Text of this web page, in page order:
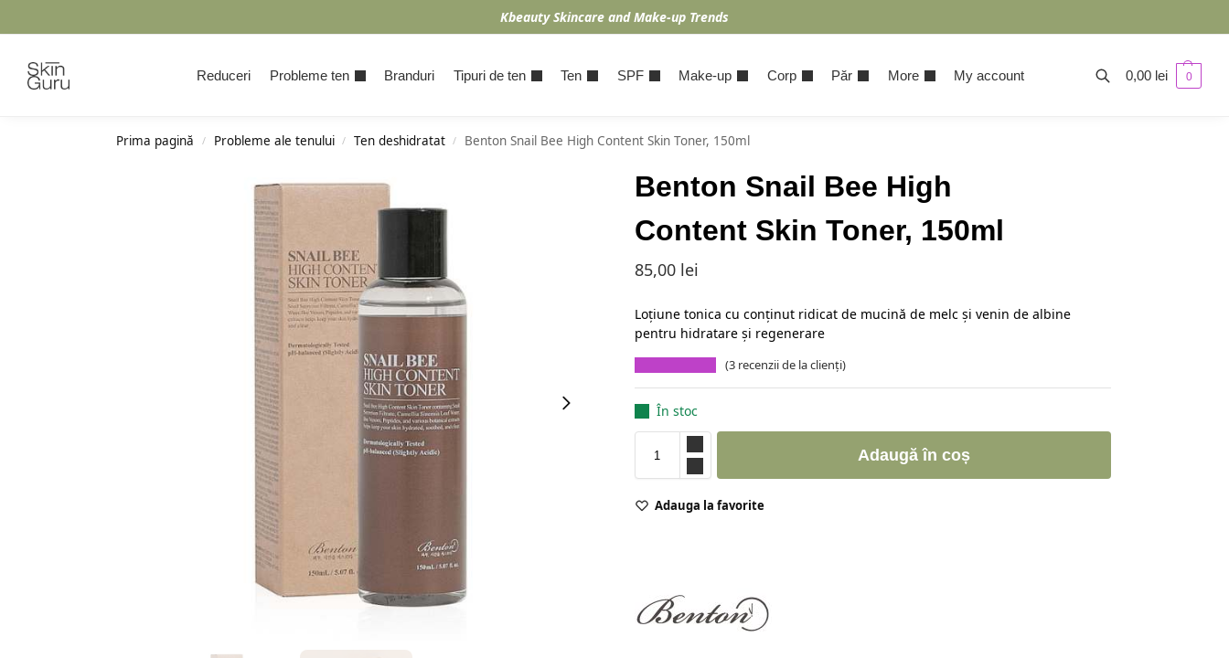
Kbeauty Skincare and Make-up Trends
Reduceri Probleme ten Branduri Tipuri de ten Ten SPF Make-up Corp Păr More My account 0,00 lei 0
Prima pagină / Probleme ale tenului / Ten deshidratat / Benton Snail Bee High Content Skin Toner, 150ml
Benton Snail Bee High
Content Skin Toner, 150ml
85,00 lei
Loțiune tonica cu conținut ridicat de mucină de melc și venin de albine
pentru hidratare și regenerare
(3 recenzii de la clienți)
În stoc
Adaugă în coș
Adauga la favorite